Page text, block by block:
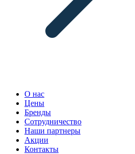
О нас
Цены
Бренды
Сотрудничество
Наши партнеры
Акции
Контакты